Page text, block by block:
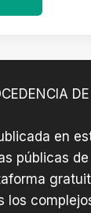
en
públicas
los